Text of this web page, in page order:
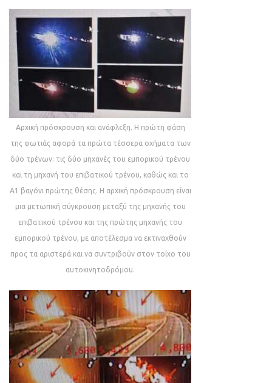
Αρχική πρόσκρουση και ανάφλεξη. Η πρώτη φάση
της φωτιάς αφορά τα πρώτα τέσσερα οχήματα των
δύο τρένων: τις δύο μηχανές του εμπορικού τρένου
και τη μηχανή του επιβατικού τρένου, καθώς και το
Α1 βαγόνι πρώτης θέσης. Η αρχική πρόσκρουση είναι
μια μετωπική σύγκρουση μεταξύ της μηχανής του
επιβατικού τρένου και της πρώτης μηχανής του
εμπορικού τρένου, με αποτέλεσμα να εκτιναχθούν
προς τα αριστερά και να συντριβούν στον τοίχο του
αυτοκινητοδρόμου.